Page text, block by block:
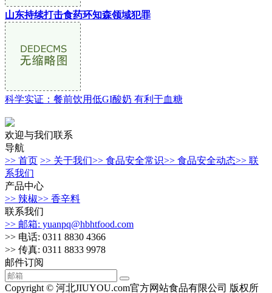
山东持续打击食药环知森领域犯罪
科学实证：餐前饮用低GI酸奶 有利于血糖
欢迎与我们联系
导航
>> 首页 >> 关于我们>> 食品安全常识>> 食品安全动态>> 联
系我们
产品中心
>> 辣椒>> 香辛料
联系我们
>> 邮箱: yuanpq@hbhtfood.com
>> 电话: 0311 8830 4366
>> 传真: 0311 8833 9978
邮件订阅
Copyright © 河北JIUYOU.com官方网站食品有限公司 版权所